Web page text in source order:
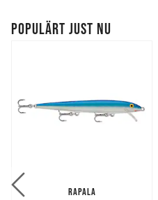
POPULÄRT JUST NU
RAPALA